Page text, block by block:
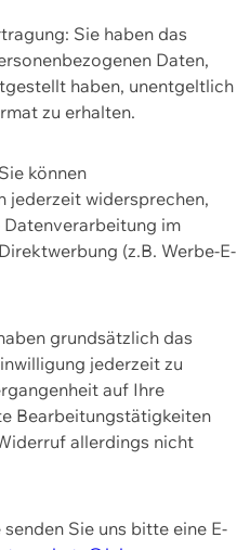
Sie haben das
Daten,
haben, unentgeltlich
zu erhalten.
können
jederzeit widersprechen,
im
(z.B. Werbe-E-
grundsätzlich das
jederzeit zu
auf Ihre
Bearbeitungstätigkeiten
allerdings nicht
Sie uns bitte eine E-